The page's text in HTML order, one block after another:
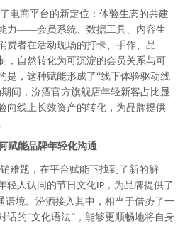
电商平台的新定位：体验生态的共建
力——会员系统、数据工具、内容生
者在活动现场的打卡、手作、品
，自然转化为可沉淀的会员关系与可
是，这种赋能形成了“线下体验驱动线
间，汾酒官方旗舰店年轻新客占比显
向线上长效资产的转化，为品牌提供
赋能品牌年轻化沟通
难题，在平台赋能下找到了新的解
轻人认同的节日文化IP ，为品牌提供了
语境。汾酒接入其中，相当于借势了一
话的“文化语法”，能够更顺畅地将自身